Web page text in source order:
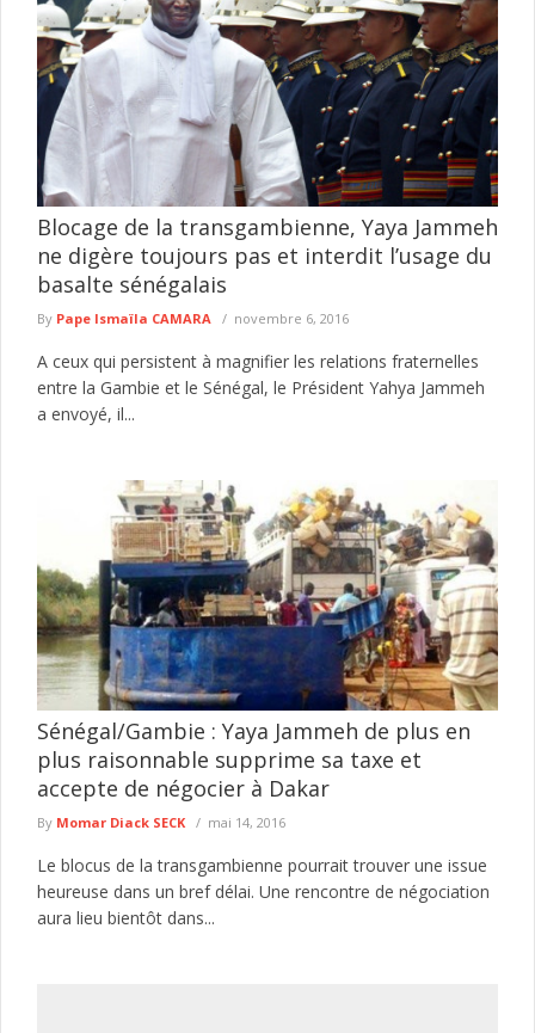
Le député Guy Marius Sagna a annoncé avoir saisi le
gouvernement de trois préoccupations soulevées par des
citoyens. Dans une ...
lire plus
Blocage de la transgambienne, Yaya Jammeh
ne digère toujours pas et interdit l’usage du
basalte sénégalais
By Pape Ismaïla CAMARA novembre 6, 2016
A ceux qui persistent à magnifier les relations fraternelles
entre la Gambie et le Sénégal, le Président Yahya Jammeh
a envoyé, il...
Sénégal/Gambie : Yaya Jammeh de plus en
plus raisonnable supprime sa taxe et
accepte de négocier à Dakar
By Momar Diack SECK mai 14, 2016
Le blocus de la transgambienne pourrait trouver une issue
heureuse dans un bref délai. Une rencontre de négociation
aura lieu bientôt dans...